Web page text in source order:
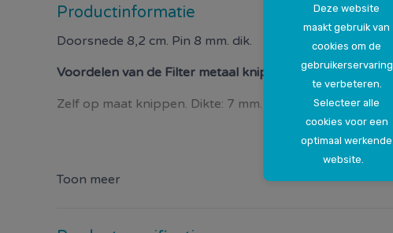
Deze website
maakt gebruik van
cookies om de
gebruikerservaring
te verbeteren.
Selecteer alle
cookies voor een
optimaal werkende
website.
Productinformatie
Doorsnede 8,2 cm. Pin 8 mm. dik.
Voordelen van de Filter metaal knipbaar
Zelf op maat knippen. Dikte: 7 mm. Afmeting: 57 x 47 cm.
Toon meer